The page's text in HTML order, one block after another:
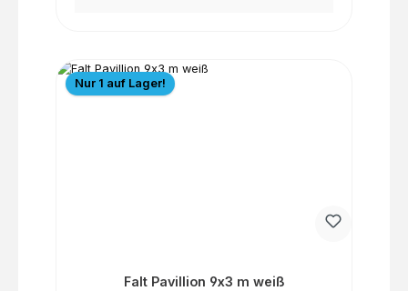
Nur 1 auf Lager!
Falt Pavillion 9x3 m weiß